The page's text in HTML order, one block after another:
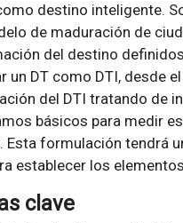
destino inteligente.
de maduración de
del destino definidos
un DT como DTI, desde
del DTI tratando de
básicos para medir
Esta formulación tendrá
establecer los
clave